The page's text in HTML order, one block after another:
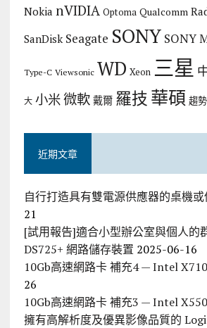
Nokia nVIDIA Optoma Qualcomm
SanDisk Seagate SONY SONY
Type-C Viewsonic WD Xeon 三星
大 小米微軟 戴爾 羅技華碩 趨
近期文章
自行打造具有雙電源供應器的桌機
21
[試用報告]適合小型辦公室與個人的
DS725+ 網路儲存裝置 2025-06-16
10Gb高速網路卡 補充4 — Intel
26
10Gb高速網路卡 補充3 — Intel X550
擁有高解析度及優異影像品質的